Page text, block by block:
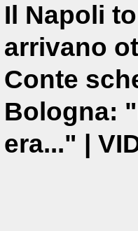
Il Napoli
arrivano
Conte
Bologna:
era..." |